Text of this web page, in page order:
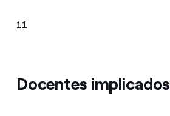
11
Docentes implicados